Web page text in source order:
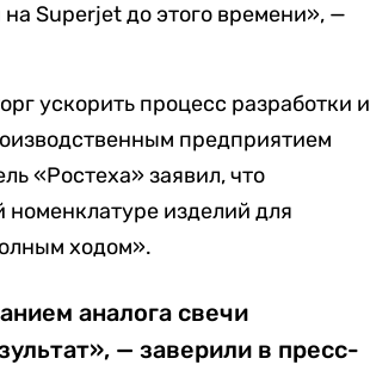
Superjet до этого времени», —
ускорить процесс разработки и
предприятием
«Ростеха» заявил, что
изделий для
ходом».
аналога свечи
— заверили в пресс-